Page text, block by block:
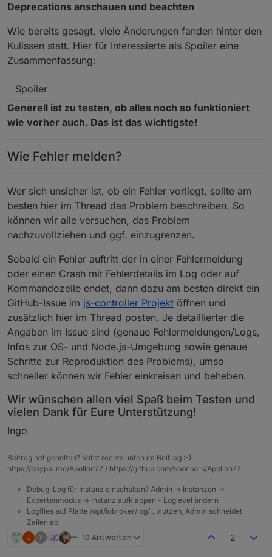
Deprecations anschauen und beachten
Wie bereits gesagt, viele Änderungen fanden hinter den
Kulissen statt. Hier für Interessierte als Spoiler eine
Zusammenfassung:
Spoiler
Generell ist zu testen, ob alles noch so funktioniert
wie vorher auch. Das ist das wichtigste!
Wie Fehler melden?
Wer sich unsicher ist, ob ein Fehler vorliegt, sollte am
besten hier im Thread das Problem beschreiben. So
können wir alle versuchen, das Problem
nachzuvollziehen und ggf. einzugrenzen.
Sobald ein Fehler auftritt der in einer Fehlermeldung
oder einen Crash mit Fehlerdetails im Log oder auf
Kommandozeile endet, dann dazu am besten direkt ein
GitHub-Issue im js-controller Projekt öffnen und
zusätzlich hier im Thread posten. Je detaillierter die
Angaben im Issue sind (genaue Fehlermeldungen/Logs,
Infos zur OS- und Node.js-Umgebung sowie genaue
Schritte zur Reproduktion des Problems), umso
schneller können wir Fehler einkreisen und beheben.
Wir wünschen allen viel Spaß beim Testen und
vielen Dank für Eure Unterstützung!
Ingo
Beitrag hat geholfen? Votet rechts unten im Beitrag :-)
https://paypal.me/Apollon77 / https://github.com/sponsors/Apollon77
Debug-Log für Instanz einschalten? Admin -> Instanzen ->
Expertenmodus -> Instanz aufklappen - Loglevel ändern
Logfiles auf Platte /opt/iobroker/log/… nutzen, Admin schneidet
Zeilen ab
J ? 10 Antworten 2